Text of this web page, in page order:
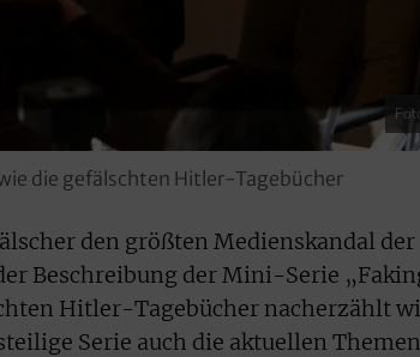
die gefälschten Hitler-Tagebücher
den größten Medienskandal der
Beschreibung der Mini-Serie
Hitler-Tagebücher nacherzählt
Serie auch die aktuellen Themen